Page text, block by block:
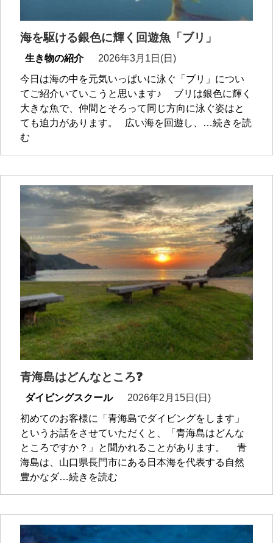
海を駆ける銀色に輝く回遊魚「ブリ」
生き物の紹介
2026年3月1日(日)
今日は海の中を元気いっぱいに泳ぐ「ブリ」につい
てご紹介いていこうと思います♪ ブリは銀色に輝く
大きな魚で、仲間とそろって同じ方向に泳ぐ姿はと
ても迫力があります。 広い海を回遊し、…続きを読
む
青海島はどんなところ❓
ダイビングスクール
2026年2月15日(日)
初めてのお客様に「青海島でダイビングをします」
というお話をさせていただくと、「青海島はどんな
ところですか？」と聞かれることがあります。 青
海島は、山口県長門市にある日本海を代表する自然
豊かなダ…続きを読む